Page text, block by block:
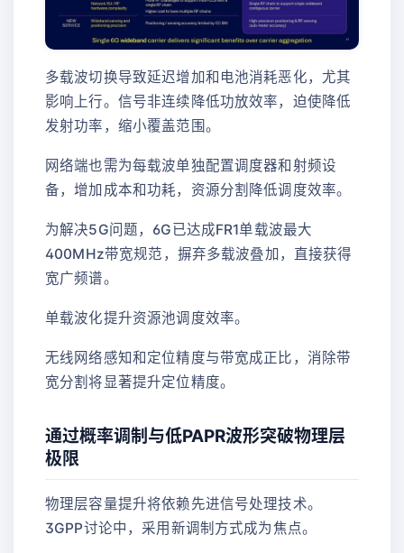
多载波切换导致延迟增加和电池消耗恶化，尤其
影响上行。信号非连续降低功放效率，迫使降低
发射功率，缩小覆盖范围。
网络端也需为每载波单独配置调度器和射频设
备，增加成本和功耗，资源分割降低调度效率。
为解决5G问题，6G已达成FR1单载波最大
400MHz带宽规范，摒弃多载波叠加，直接获得
宽广频谱。
单载波化提升资源池调度效率。
无线网络感知和定位精度与带宽成正比，消除带
宽分割将显著提升定位精度。
通过概率调制与低PAPR波形突破物理层
极限
物理层容量提升将依赖先进信号处理技术。
3GPP讨论中，采用新调制方式成为焦点。